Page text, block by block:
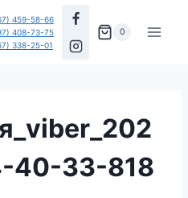
459-58-66
408-73-75
338-25-01
0
40-33-818